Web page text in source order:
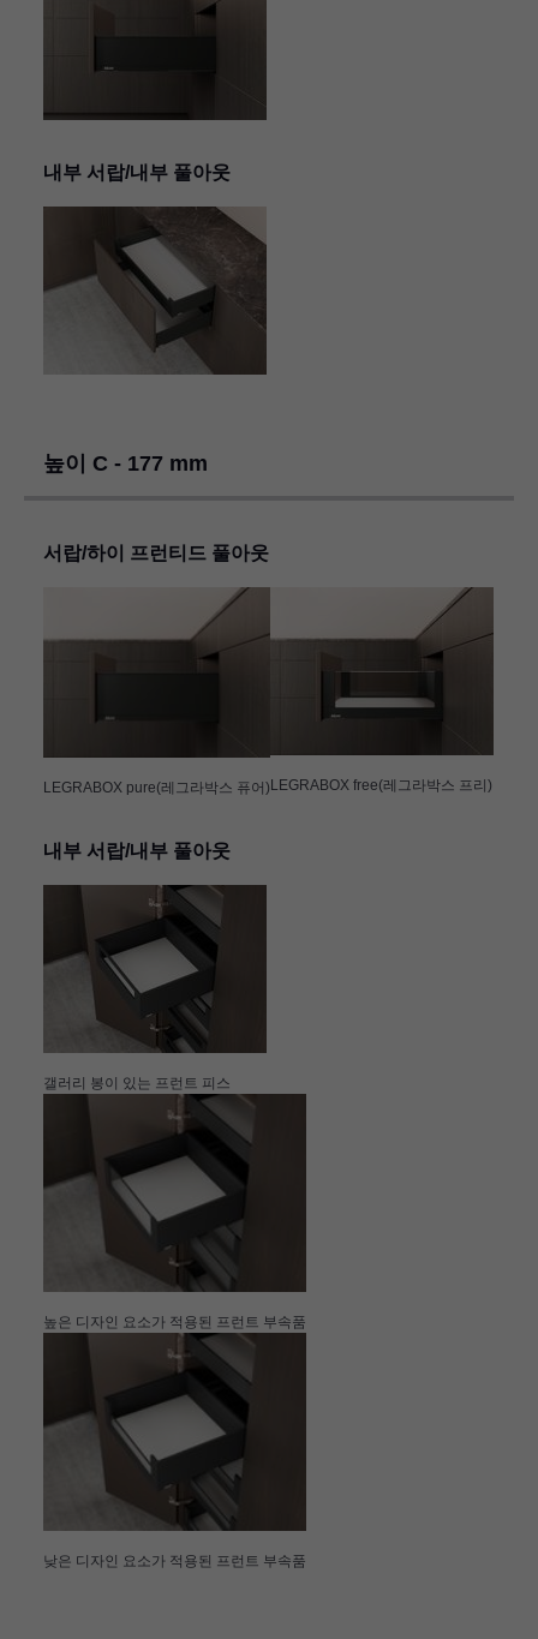
내부 서랍/내부 풀아웃
높이 C - 177 mm
서랍/하이 프런티드 풀아웃
LEGRABOX pure(레그라박스 퓨어) LEGRABOX free(레그라박스 프리)
내부 서랍/내부 풀아웃
갤러리 봉이 있는 프런트 피스
높은 디자인 요소가 적용된 프런트 부속품
낮은 디자인 요소가 적용된 프런트 부속품